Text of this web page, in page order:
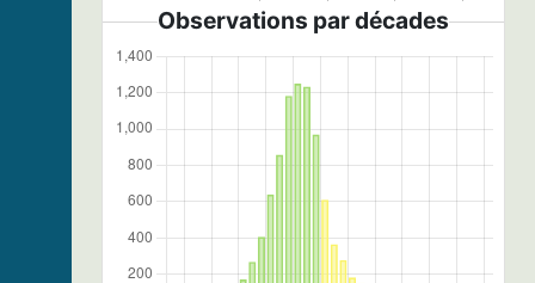
Observations par décades